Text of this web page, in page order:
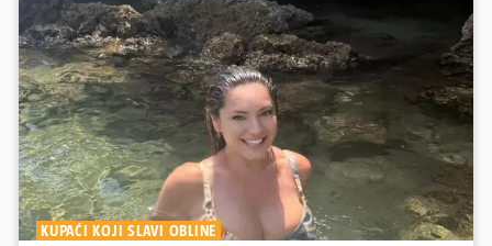
KUPAĆI KOJI SLAVI OBLINE